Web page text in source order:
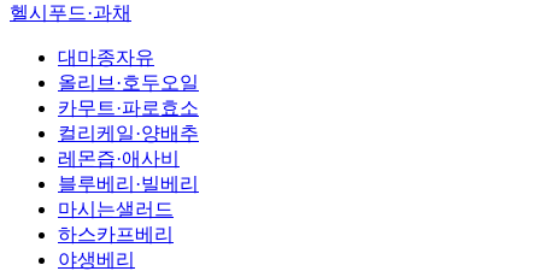
헬시푸드·과채
대마종자유
올리브·호두오일
카무트·파로효소
컬리케일·양배추
레몬즙·애사비
블루베리·빌베리
마시는샐러드
하스카프베리
야생베리